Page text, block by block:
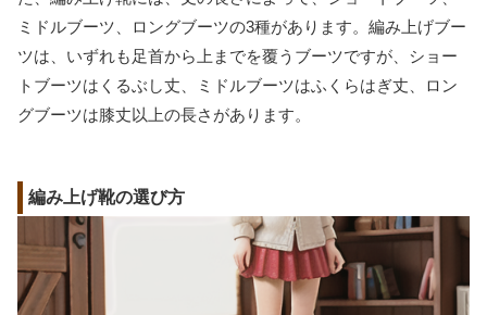
ミドルブーツ、ロングブーツの3種があります。編み上げブー
ツは、いずれも足首から上までを覆うブーツですが、ショー
トブーツはくるぶし丈、ミドルブーツはふくらはぎ丈、ロン
グブーツは膝丈以上の長さがあります。
編み上げ靴の選び方